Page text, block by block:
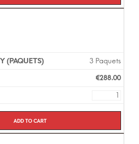
3 Paquets
€288.00
Add to cart